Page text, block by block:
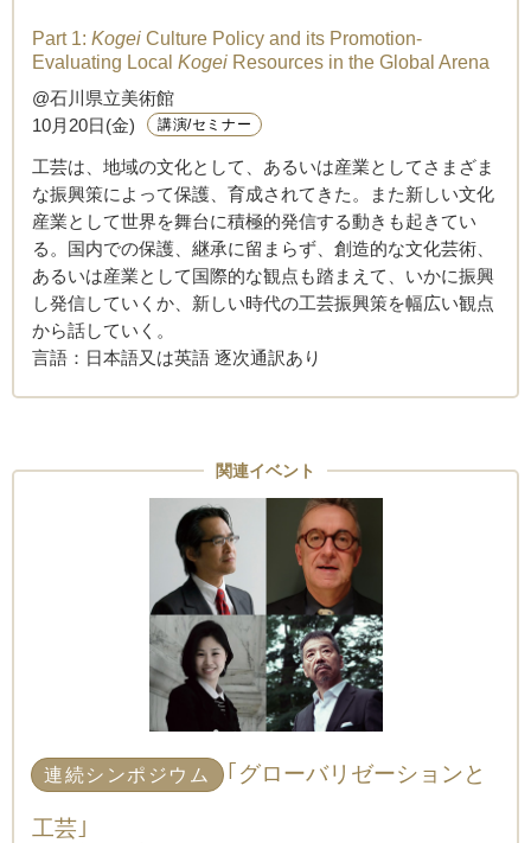
Part 1: Kogei Culture Policy and its Promotion-
Evaluating Local Kogei Resources in the Global Arena
@石川県立美術館
10月20日(金)
講演/セミナー
工芸は、地域の文化として、あるいは産業としてさまざま
な振興策によって保護、育成されてきた。また新しい文化
産業として世界を舞台に積極的発信する動きも起きてい
る。国内での保護、継承に留まらず、創造的な文化芸術、
あるいは産業として国際的な観点も踏まえて、いかに振興
し発信していくか、新しい時代の工芸振興策を幅広い観点
から話していく。
言語：日本語又は英語 逐次通訳あり
関連イベント
連続シンポジウム ｢グローバリゼーションと
工芸｣